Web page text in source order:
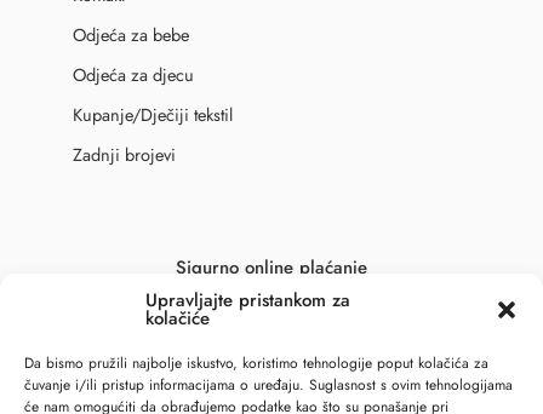
Upravljajte pristankom za
kolačiće
Da bismo pružili najbolje iskustvo, koristimo tehnologije poput kolačića za
čuvanje i/ili pristup informacijama o uređaju. Suglasnost s ovim tehnologijama
će nam omogućiti da obrađujemo podatke kao što su ponašanje pri
Odjeća za bebe
Odjeća za djecu
Kupanje/Dječiji tekstil
Zadnji brojevi
Sigurno online plaćanje